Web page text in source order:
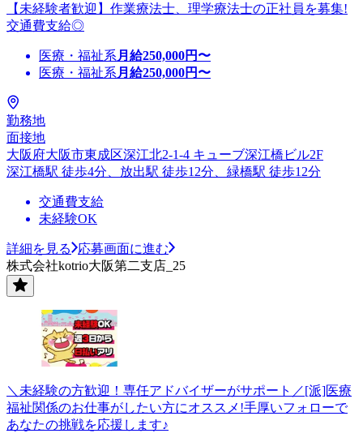
【未経験者歓迎】作業療法士、理学療法士の正社員を募集!
交通費支給◎
医療・福祉系 月給250,000円〜
医療・福祉系 月給250,000円〜
勤務地
面接地
大阪府大阪市東成区深江北2-1-4 キューブ深江橋ビル2F
深江橋駅 徒歩4分、放出駅 徒歩12分、緑橋駅 徒歩12分
交通費支給
未経験OK
詳細を見る
応募画面に進む
株式会社kotrio大阪第二支店_25
＼未経験の方歓迎！専任アドバイザーがサポート／[派]医療
福祉関係のお仕事がしたい方にオススメ!手厚いフォローで
あなたの挑戦を応援します♪